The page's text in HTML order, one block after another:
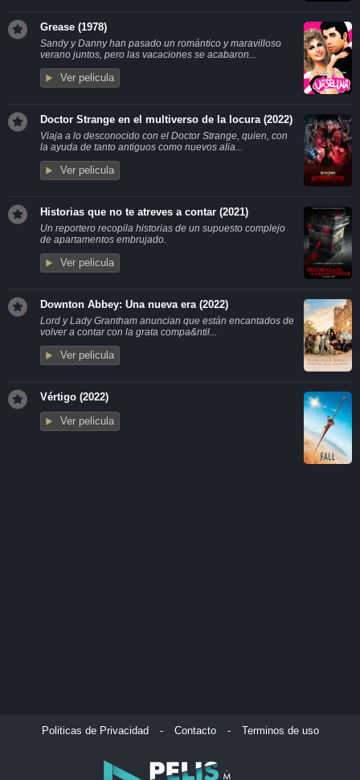
Grease (1978)
Sandy y Danny han pasado un romántico y maravilloso
verano juntos, pero las vacaciones se acabaron...
Ver pelicula
Doctor Strange en el multiverso de la locura (2022)
Viaja a lo desconocido con el Doctor Strange, quien, con
la ayuda de tanto antiguos como nuevos alia...
Ver pelicula
Historias que no te atreves a contar (2021)
Un reportero recopila historias de un supuesto complejo
de apartamentos embrujado.
Ver pelicula
Downton Abbey: Una nueva era (2022)
Lord y Lady Grantham anuncian que están encantados de
volver a contar con la grata compa&ntil...
Ver pelicula
Vértigo (2022)
Ver pelicula
Politicas de Privacidad - Contacto - Terminos de uso